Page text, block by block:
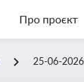
Про проєкт
25-06-2026